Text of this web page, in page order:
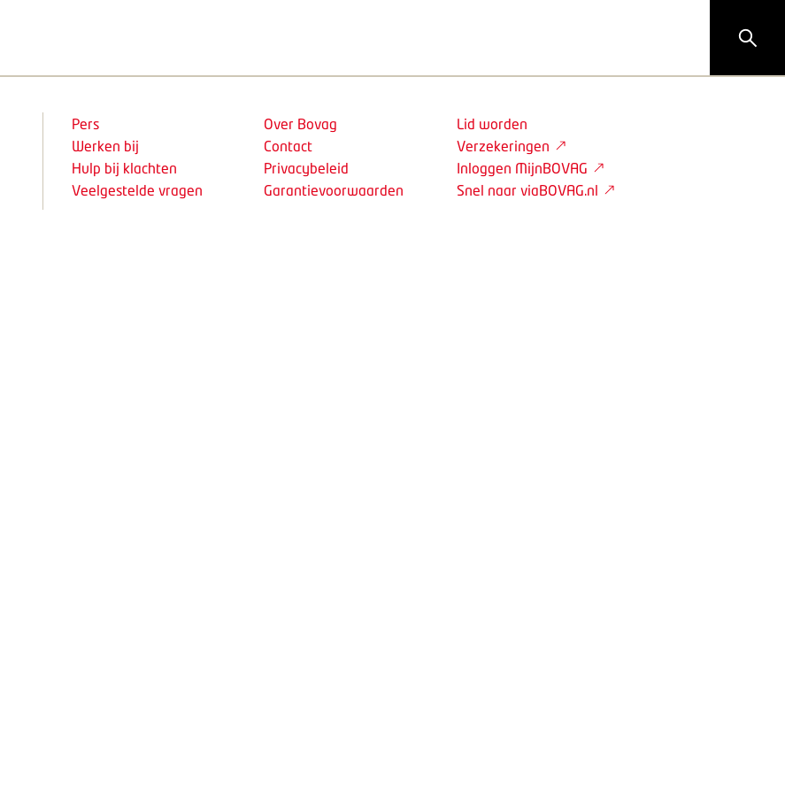
Pers
Werken bij
Hulp bij klachten
Veelgestelde vragen
Over Bovag
Contact
Privacybeleid
Garantievoorwaarden
Lid worden
Verzekeringen
Inloggen MijnBOVAG
Snel naar viaBOVAG.nl